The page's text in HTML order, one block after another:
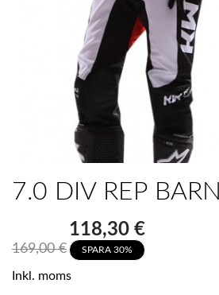
7.0 DIV REP BARN
169,00 €
118,30 €
SPARA 30%
Inkl. moms